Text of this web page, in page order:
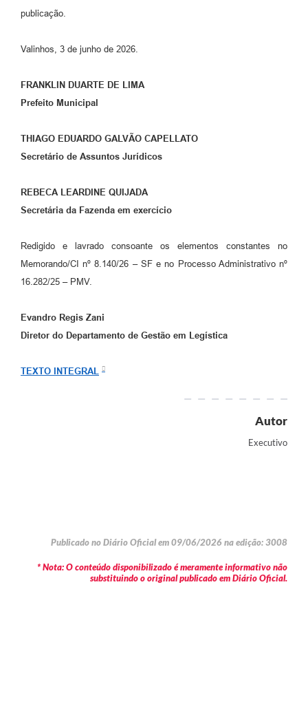
publicação.
Valinhos, 3 de junho de 2026.
FRANKLIN DUARTE DE LIMA
Prefeito Municipal
THIAGO EDUARDO GALVÃO CAPELLATO
Secretário de Assuntos Jurídicos
REBECA LEARDINE QUIJADA
Secretária da Fazenda em exercício
Redigido e lavrado consoante os elementos constantes no
Memorando/CI nº 8.140/26 – SF e no Processo Administrativo nº
16.282/25 – PMV.
Evandro Regis Zani
Diretor do Departamento de Gestão em Legística
TEXTO INTEGRAL
Autor
Executivo
Publicado no Diário Oficial em 09/06/2026 na edição: 3008
* Nota: O conteúdo disponibilizado é meramente informativo não
substituindo o original publicado em Diário Oficial.